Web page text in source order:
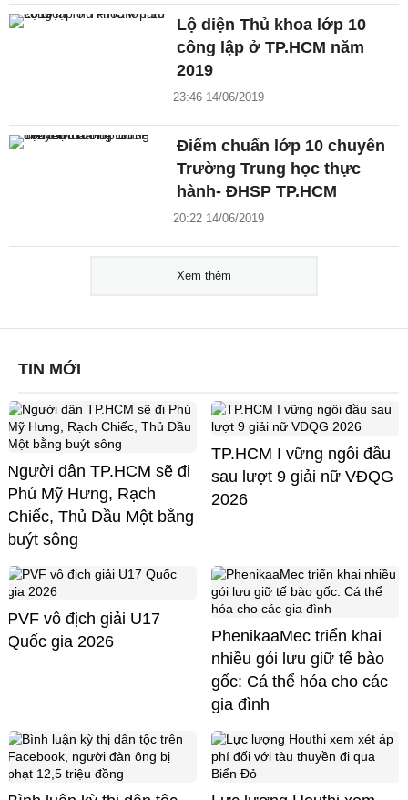
Lộ diện Thủ khoa lớp 10
công lập ở TP.HCM năm
2019
23:46 14/06/2019
Điểm chuẩn lớp 10 chuyên
Trường Trung học thực
hành- ĐHSP TP.HCM
20:22 14/06/2019
Xem thêm
TIN MỚI
Người dân TP.HCM sẽ đi
Phú Mỹ Hưng, Rạch
Chiếc, Thủ Dầu Một bằng
buýt sông
TP.HCM I vững ngôi đầu
sau lượt 9 giải nữ VĐQG
2026
PVF vô địch giải U17
Quốc gia 2026
PhenikaaMec triển khai
nhiều gói lưu giữ tế bào
gốc: Cá thể hóa cho các
gia đình